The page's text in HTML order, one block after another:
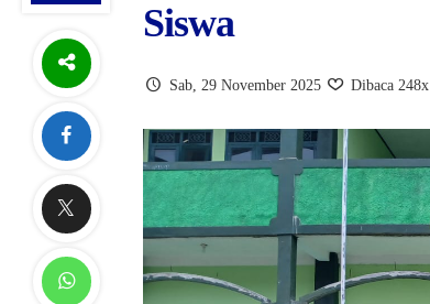
Siswa
Sab, 29 November 2025 Dibaca 248x